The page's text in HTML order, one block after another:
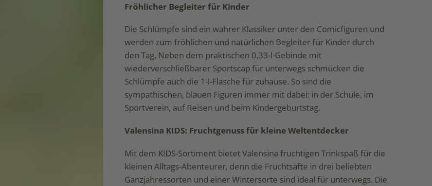
Fröhlicher Begleiter für Kinder
Die Schlümpfe sind ein wahrer Klassiker unter den Comicfiguren und
werden zum fröhlichen und natürlichen Begleiter für Kinder durch
den Tag. Neben dem praktischen 0,33-l-Gebinde mit
wiederverschließbarer Sportscap für unterwegs schmücken die
Schlümpfe auch die 1-l-Flasche für zuhause. So sind die
sympathischen, blauen Figuren immer mit dabei: in der Schule, im
Sportverein, auf Reisen und beim Kindergeburtstag.
Valensina KIDS: Fruchtgenuss für kleine Weltentdecker
Mit dem KIDS-Sortiment bietet Valensina fruchtigen Trinkspaß für die
kleinen Alltags-Abenteurer, denn die Fruchtsäfte in drei beliebten
Ganzjahressorten und einer Wintersorte sind ideal für unterwegs. Die